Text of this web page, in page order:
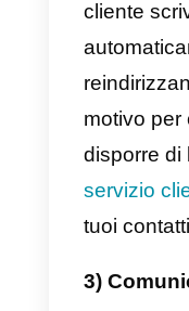
Un
Callbell.
2)